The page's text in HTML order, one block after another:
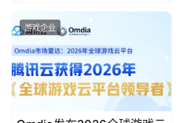
海
站
游戏企业